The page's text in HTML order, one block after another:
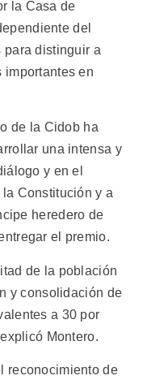
la Casa de
del
para distinguir a
en
de la Cidob ha
una intensa y
y en el
Constitución y a
heredero de
el premio.
de la población
y consolidación de
a 30 por
Montero.
reconocimiento de